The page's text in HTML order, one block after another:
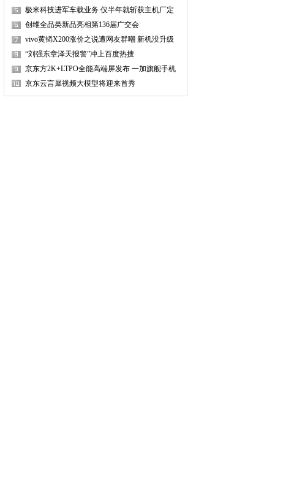
极米科技进军车载业务 仅半年就斩获主机厂定
点
创维全品类新品亮相第136届广交会
vivo黄韬X200涨价之说遭网友群嘲 新机没升级
多少
“刘强东章泽天报警”冲上百度热搜
京东方2K+LTPO全能高端屏发布 一加旗舰手机
使用
京东云言犀视频大模型将迎来首秀